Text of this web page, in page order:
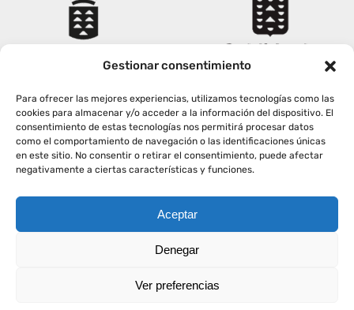
Gestionar consentimiento
Para ofrecer las mejores experiencias, utilizamos tecnologías como las
cookies para almacenar y/o acceder a la información del dispositivo. El
consentimiento de estas tecnologías nos permitirá procesar datos
como el comportamiento de navegación o las identificaciones únicas
en este sitio. No consentir o retirar el consentimiento, puede afectar
negativamente a ciertas características y funciones.
Aceptar
Denegar
Ver preferencias